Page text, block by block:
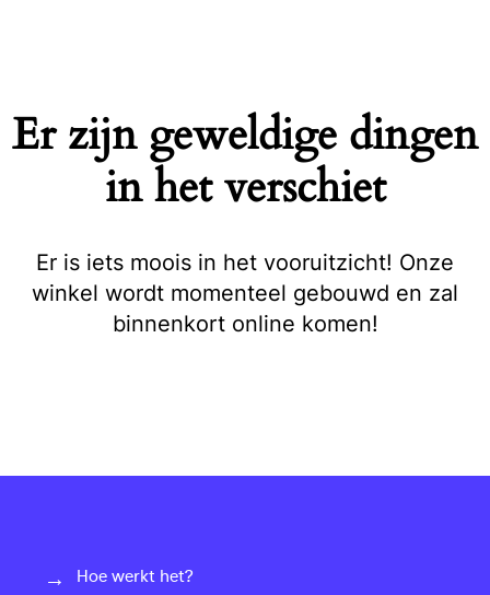
Er zijn geweldige dingen
in het verschiet
Er is iets moois in het vooruitzicht! Onze
winkel wordt momenteel gebouwd en zal
binnenkort online komen!
Hoe werkt het?